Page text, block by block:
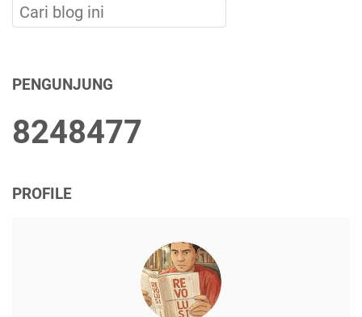
PENGUNJUNG
8248477
PROFILE